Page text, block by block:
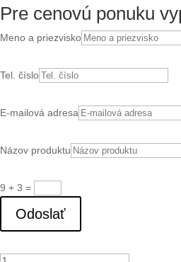
Pre cenovú ponuku
Meno a priezvisko
Tel. číslo
E-mailová adresa
Názov produktu
9 + 3 =
Odoslať
množstvo